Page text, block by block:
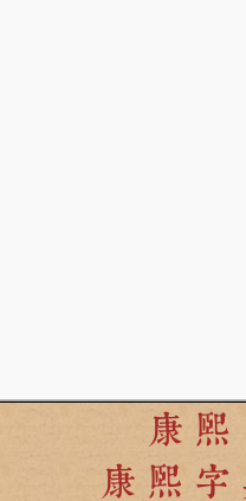
康
康熙